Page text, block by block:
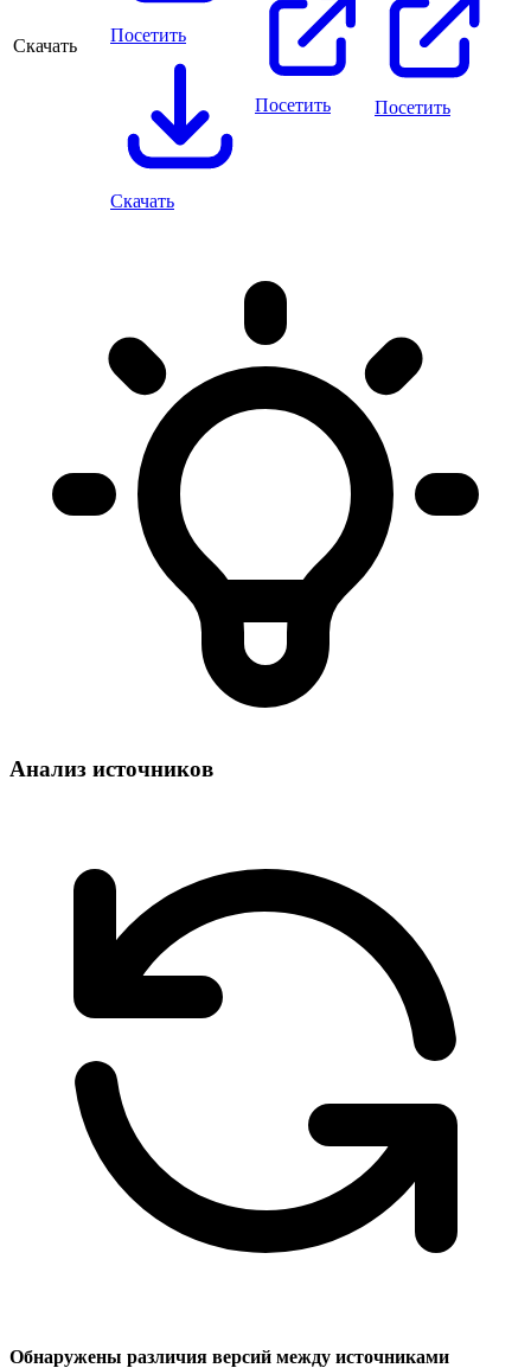
Скачать
Посетить
Скачать
Посетить Посетить
Анализ источников
Обнаружены различия версий между источниками